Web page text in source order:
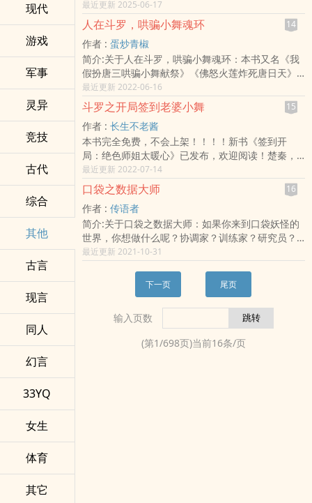
现代
游戏
军事
灵异
竞技
古代
综合
其他
古言
现言
同人
幻言
33YQ
女生
体育
其它
镇宅平安符，观音送财符，破邪法正符，斩妖除魔
符......应有尽有，今天一律打八折，一张八万，要买
速来！”神奇的是，还真有无数他们需要瞻仰的大
佬，跪着求着也要买，还为了多买一张互相打起来
了！
拯救这个世界吧！“”一觉醒来，穷困潦倒的秦毅终于
得到了金手指……只不过，这似乎并不是一件好事。
……从此，世界在秦毅眼中变得不一样了。游荡在都
市的血族蠢蠢欲动，吸血鬼猎人穿梭于人群。社会
动荡，隐藏在世界暗面的势力接连登场，究竟谁才
是毁灭世界的罪魁祸首？“是去血族那里当个卧底，
还是从猎人那里开始实习……这是个问题。”他很怀
疑在一千条重生路线中，是否真的有一条通往完美
结局的路线。——————————“老哥，吃饭
了！”“来了！”嗯……拯救世界太遥远了，他应该想想
怎么度过眼前的难关，外面那个叫他吃饭的妹妹，
已经杀了他两次了。【新书《高维猎杀者》已发
布，据传，是凝聚神格的作品】群：391639616
最近更新 2025-06-17
人在斗罗，哄骗小舞魂环 14
作者 : 蛋炒青椒
简介:关于人在斗罗，哄骗小舞魂环：本书又名《我
假扮唐三哄骗小舞献祭》《佛怒火莲炸死唐日天》
《我假扮唐三干坏事》《昊天笋远胜昊天锤》《唐
三：这些都不是我干的》......左手昊天笋，右手青
莲。前世蓝星枪械爱好者蓝巳，灵魂机缘巧合之下
身穿到画江湖之不良人世界成为通文馆第十四太
保，还未来得及大展宏图，就被不良帅视为异数打
下山崖，灵魂重生到斗罗大陆.....唐三：我昊天锤是
天下第一器武魂。蓝巳：不不，我昊天笋才是，不
但能砸人，笋尖还能破防。唐三：我蓝银皇是最强
控制系系武魂，附带蓝银领域。蓝巳：看我青莲武
魂，佛怒火莲炸不死你。青莲领域坑哭你。唐三：
我还有唐门绝学。蓝巳：至圣乾坤功见过没？五雷
天心诀见过没？两大神功合二为一，能同时使用两
个武魂。并施展武魂融合技。唐三：我还有昊天九
绝，大须弥锤炸环，能够越级对战。蓝巳：不好意
思，我也会，变成你模样从你死鬼老爹那偷学的。
唐三：我还有小舞.....蓝巳释放出青莲武魂，第六圈
红色魂环格外显眼：抱歉，她已经成为我的魂环
了。ps：作者已有一本均订过两千的完本斗罗《斗
罗之偷取万界系统》，第二本斗破同人文《斗破之
易宝系统》正在完结中。友情提示：非系统文，不
最近更新 2022-06-16
斗罗之开局签到老婆小舞 15
作者 : 长生不老酱
本书完全免费，不会上架！！！！新书《签到开
局：绝色师姐太暖心》已发布，欢迎阅读！楚秦，
一名资深宅男，酷爱观看斗罗大陆动漫，一次偶然
的机会，竟是穿越到了这里。并且，觉醒了女神系
统。
最近更新 2022-07-14
口袋之数据大师 16
作者 : 传语者
简介:关于口袋之数据大师：如果你来到口袋妖怪的
世界，你想做什么呢？协调家？训练家？研究员？
探险者？还是其他的种种？或者去探寻下智爷与大
木博士的不解之谜，咳咳，殿他什么都想做，可惜
现在他已经在路上一去不复返了。“小熊熊，跟我走
吧，以后吃香的喝辣的，跟殿哥走，熊生圆满！”殿
正蹲在一只萌到极点，吸着手指的熊宝宝面前，努
力狰狞的笑着，却忽然感觉天色变暗了，然后眼前
一黑……“请小心规避对方的父母。”满头血的殿面无
表情的把自己的经验之谈写在本子上，然后义无反
最近更新 2021-10-31
下一页 尾页
输入页数
(第1/698页)当前16条/页